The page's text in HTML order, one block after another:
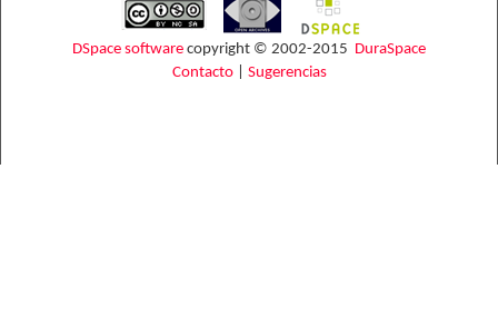
DSpace software copyright © 2002-2015 DuraSpace
Contacto| Sugerencias